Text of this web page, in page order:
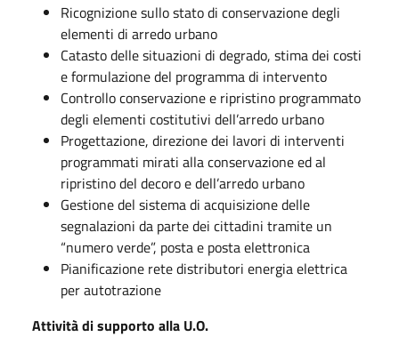
Ricognizione sullo stato di conservazione degli
elementi di arredo urbano
Catasto delle situazioni di degrado, stima dei costi
e formulazione del programma di intervento
Controllo conservazione e ripristino programmato
degli elementi costitutivi dell’arredo urbano
Progettazione, direzione dei lavori di interventi
programmati mirati alla conservazione ed al
ripristino del decoro e dell’arredo urbano
Gestione del sistema di acquisizione delle
segnalazioni da parte dei cittadini tramite un
“numero verde”, posta e posta elettronica
Pianificazione rete distributori energia elettrica
per autotrazione
Attività di supporto alla U.O.